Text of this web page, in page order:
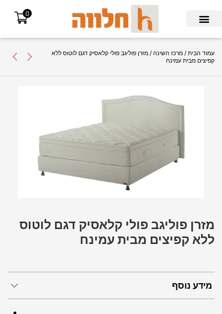
0
עמוד הבית / מרכז השינה / מזרן פוליגב פולי קלאסיק דגם לוטוס ללא
קפיצים מבית עמינח
מידע נוסף
מזרן פוליגב פולי קלאסיק דגם לוטוס
ללא קפיצים מבית עמינח